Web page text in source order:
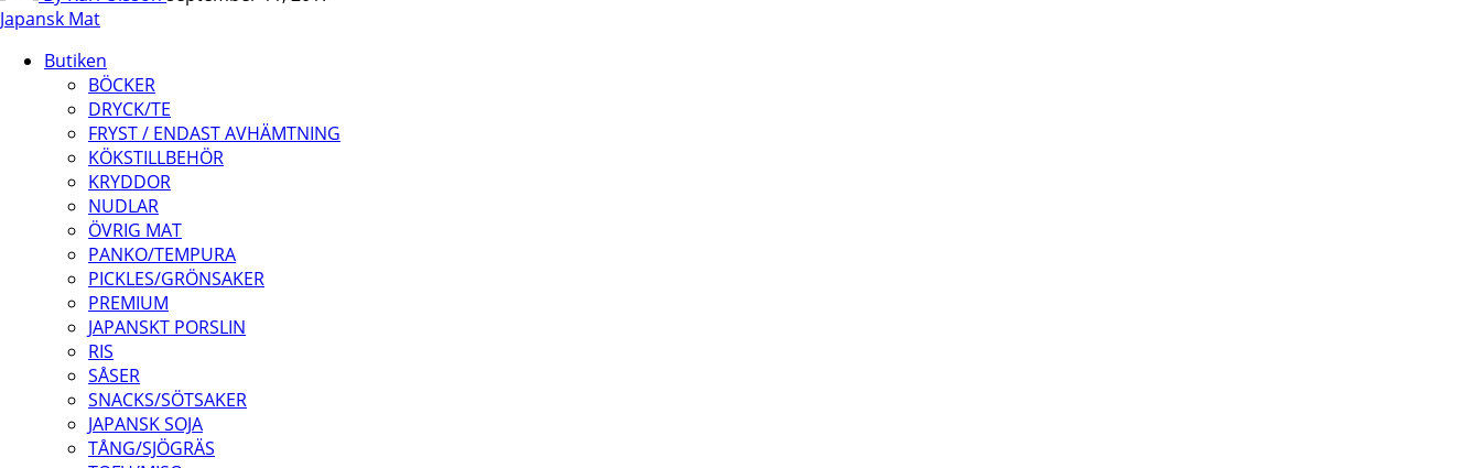
Japansk Mat
Butiken
BÖCKER
DRYCK/TE
FRYST / ENDAST AVHÄMTNING
KÖKSTILLBEHÖR
KRYDDOR
NUDLAR
ÖVRIG MAT
PANKO/TEMPURA
PICKLES/GRÖNSAKER
PREMIUM
JAPANSKT PORSLIN
RIS
SÅSER
SNACKS/SÖTSAKER
JAPANSK SOJA
TÅNG/SJÖGRÄS